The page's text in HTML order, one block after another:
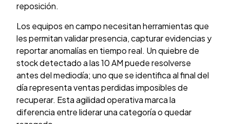
reposición.
Los equipos en campo necesitan herramientas que
les permitan validar presencia, capturar evidencias y
reportar anomalías en tiempo real. Un quiebre de
stock detectado a las 10 AM puede resolverse
antes del mediodía; uno que se identifica al final del
día representa ventas perdidas imposibles de
recuperar. Esta agilidad operativa marca la
diferencia entre liderar una categoría o quedar